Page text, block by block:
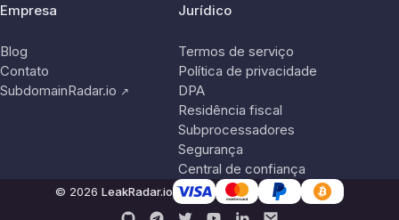
Empresa
Blog
Contato
SubdomainRadar.io ↗
Jurídico
Termos de serviço
Política de privacidade
DPA
Residência fiscal
Subprocessadores
Segurança
Central de confiança
© 2026 LeakRadar.io